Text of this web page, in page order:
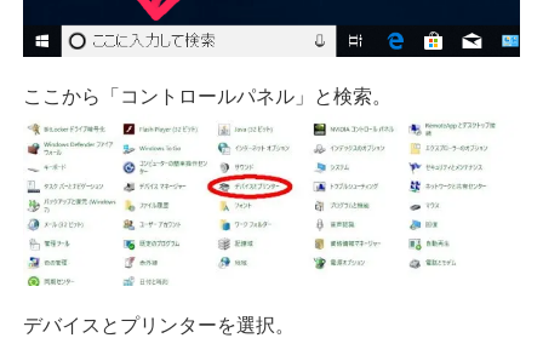
ここから「コントロールパネル」と検索。
デバイスとプリンターを選択。